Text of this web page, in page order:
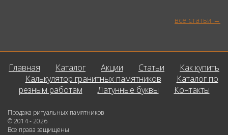
все статьи
Главная Каталог Акции Статьи
Как купить
Калькулятор гранитных памятников
Каталог по
резным работам
Латунные буквы Контакты
Продажа ритуальных памятников
© 2014 - 2026
Все права защищены